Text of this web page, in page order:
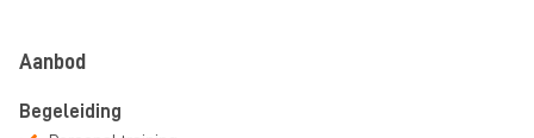
Aanbod
Begeleiding